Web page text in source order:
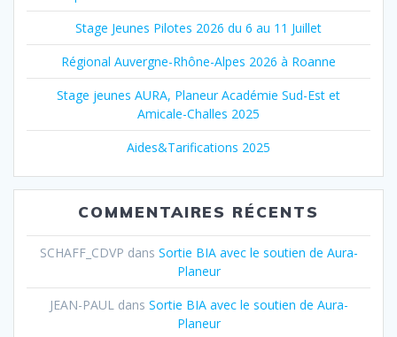
Stage Jeunes Pilotes 2026 du 6 au 11 Juillet
Régional Auvergne-Rhône-Alpes 2026 à Roanne
Stage jeunes AURA, Planeur Académie Sud-Est et
Amicale-Challes 2025
Aides&Tarifications 2025
COMMENTAIRES RÉCENTS
SCHAFF_CDVP dans Sortie BIA avec le soutien de Aura-
Planeur
JEAN-PAUL dans Sortie BIA avec le soutien de Aura-
Planeur